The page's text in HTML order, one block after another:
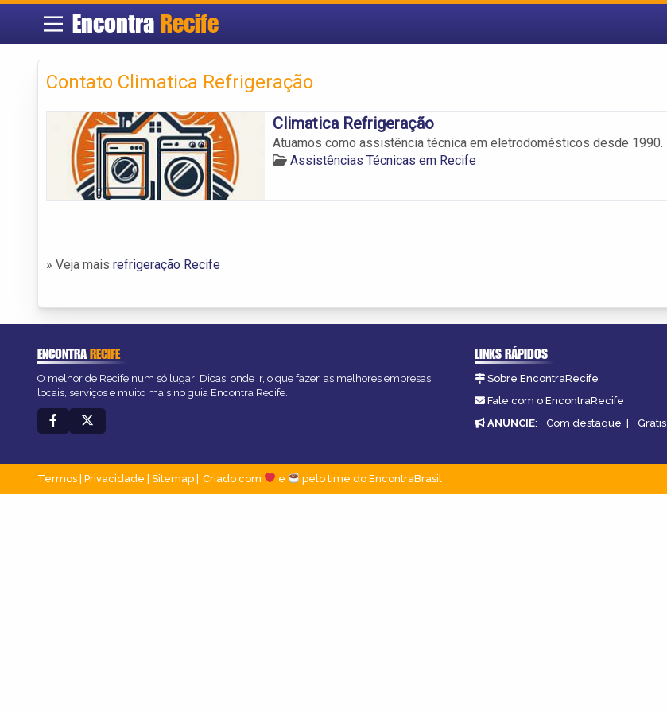
Encontra Recife
Contato Climatica Refrigeração
Climatica Refrigeração
Atuamos como assistência técnica em eletrodomésticos desde 1990.
Assistências Técnicas em Recife
» Veja mais refrigeração Recife
ENCONTRARECIFE
O melhor de Recife num só lugar! Dicas, onde ir, o que fazer, as melhores empresas,
locais, serviços e muito mais no guia Encontra Recife.
LINKS RÁPIDOS
Sobre EncontraRecife
Fale com o EncontraRecife
ANUNCIE: Com destaque | Grátis
Termos Privacidade Sitemap Criado com e pelo time do EncontraBrasil